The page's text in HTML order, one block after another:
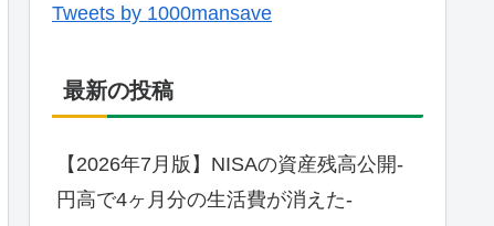
Tweets by 1000mansave
最新の投稿
【2026年7月版】NISAの資産残高公開-
円高で4ヶ月分の生活費が消えた-